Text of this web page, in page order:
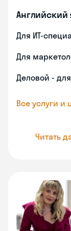
Английский
Для ИТ-
Для
Деловой -
Все услуги и
Читать